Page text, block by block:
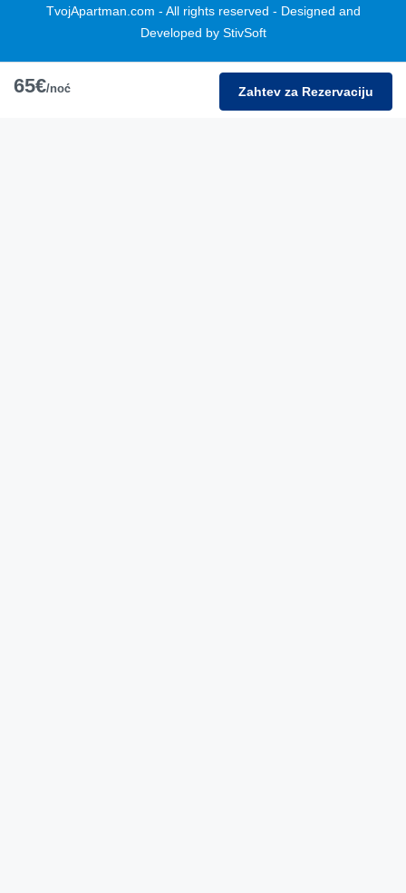
65€/noć Zahtev za Rezervaciju
TvojApartman.com - All rights reserved - Designed and
Developed by StivSoft